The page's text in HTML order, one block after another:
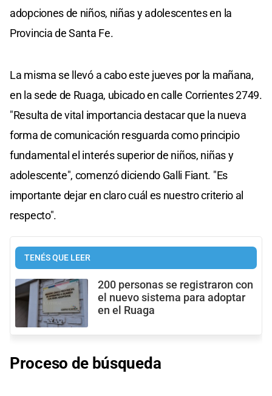
adopciones de niños, niñas y adolescentes en la
Provincia de Santa Fe.
La misma se llevó a cabo este jueves por la mañana,
en la sede de Ruaga, ubicado en calle Corrientes 2749.
"Resulta de vital importancia destacar que la nueva
forma de comunicación resguarda como principio
fundamental el interés superior de niños, niñas y
adolescente", comenzó diciendo Galli Fiant. "Es
importante dejar en claro cuál es nuestro criterio al
respecto".
TENÉS QUE LEER
200 personas se registraron con
el nuevo sistema para adoptar
en el Ruaga
Proceso de búsqueda